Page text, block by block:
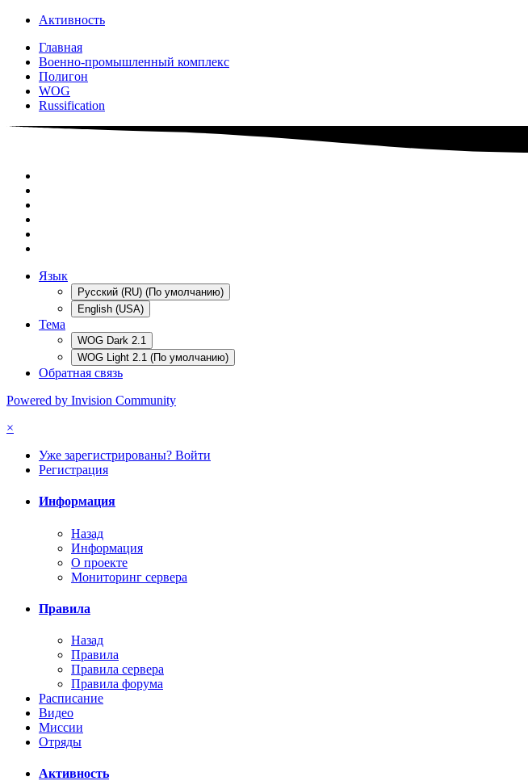
Активность
Главная
Военно-промышленный комплекс
Полигон
WOG
Russification
Язык
Русский (RU) (По умолчанию)
English (USA)
Тема
WOG Dark 2.1
WOG Light 2.1 (По умолчанию)
Обратная связь
Powered by Invision Community
×
Уже зарегистрированы? Войти
Регистрация
Информация
Назад
Информация
О проекте
Мониторинг сервера
Правила
Назад
Правила
Правила сервера
Правила форума
Расписание
Видео
Миссии
Отряды
Активность